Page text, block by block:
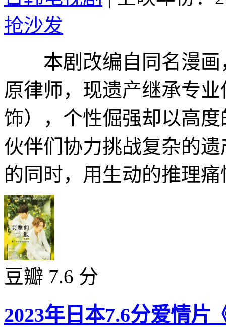
抢沙发
本剧改编自同名漫画
原律师，现遗产继承专
饰），个性倔强却以高
伙伴们协力挑战复杂的
的同时，用生动的推理
豆瓣 7.6 分
2023年日本7.6分爱情片